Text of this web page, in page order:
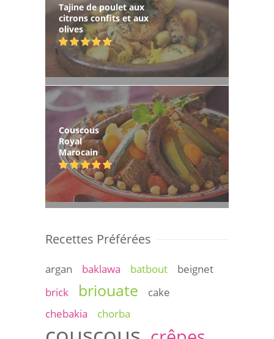
Tajine de poulet aux
citrons confits et aux
olives
Couscous
Royal
Marocain
Recettes Préférées
argan baklawa batbout
beignet
brick
briouate
cake
chebakia
chorba